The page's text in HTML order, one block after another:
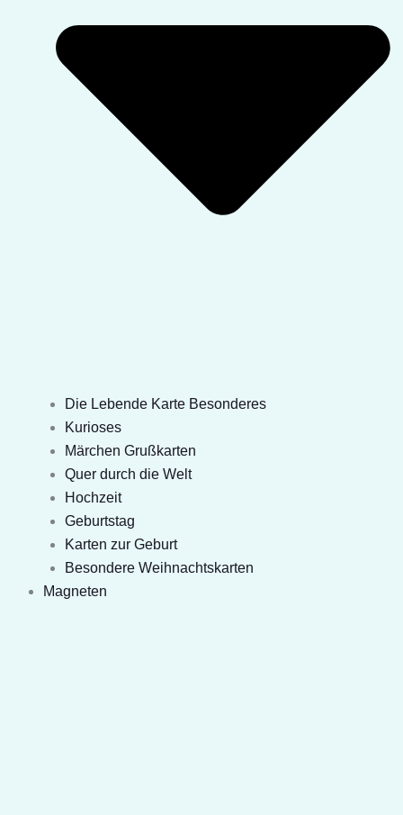
Die Lebende Karte Besonderes
Kurioses
Märchen Grußkarten
Quer durch die Welt
Hochzeit
Geburtstag
Karten zur Geburt
Besondere Weihnachtskarten
Magneten